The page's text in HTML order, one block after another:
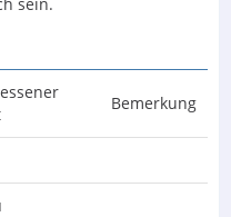
Bemerkung